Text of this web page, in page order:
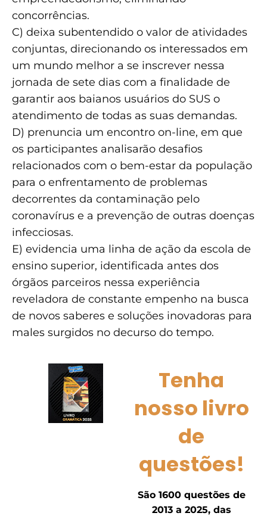
concorrências.
C) deixa subentendido o valor de atividades
conjuntas, direcionando os interessados em
um mundo melhor a se inscrever nessa
jornada de sete dias com a finalidade de
garantir aos baianos usuários do SUS o
atendimento de todas as suas demandas.
D) prenuncia um encontro on-line, em que
os participantes analisarão desafios
relacionados com o bem-estar da população
para o enfrentamento de problemas
decorrentes da contaminação pelo
coronavírus e a prevenção de outras doenças
infecciosas.
E) evidencia uma linha de ação da escola de
ensino superior, identificada antes dos
órgãos parceiros nessa experiência
reveladora de constante empenho na busca
de novos saberes e soluções inovadoras para
males surgidos no decurso do tempo.
Tenha
nosso livro
de
questões!
São 1600 questões de
2013 a 2025, das